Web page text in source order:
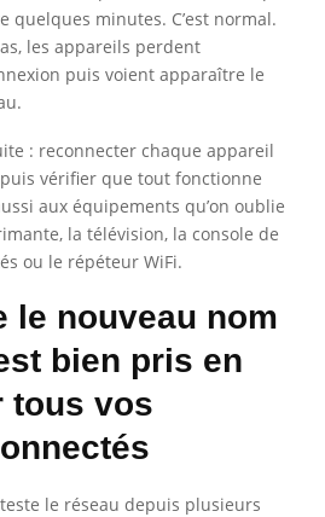
quelques minutes. C’est normal.
les appareils perdent
puis voient apparaître le
: reconnecter chaque appareil
puis vérifier que tout fonctionne
aux équipements qu’on oublie
la télévision, la console de
ou le répéteur WiFi.
le nouveau nom
bien pris en
tous vos
le réseau depuis plusieurs